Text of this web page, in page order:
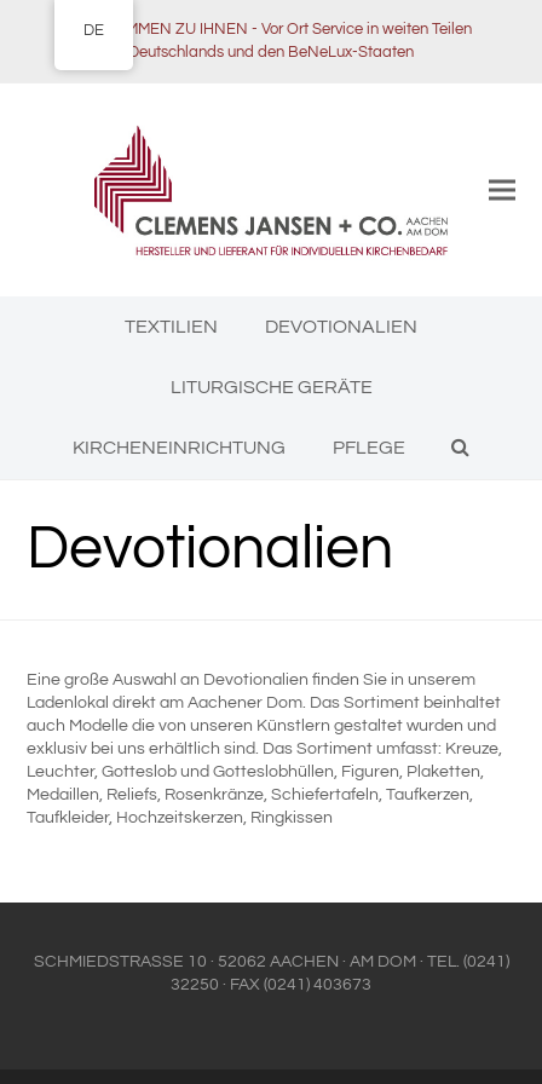
WIR KOMMEN ZU IHNEN - Vor Ort Service in weiten Teilen
Deutschlands und den BeNeLux-Staaten
TEXTILIEN DEVOTIONALIEN
LITURGISCHE GERÄTE
KIRCHENEINRICHTUNG PFLEGE
Devotionalien
Eine große Auswahl an Devotionalien finden Sie in unserem
Ladenlokal direkt am Aachener Dom. Das Sortiment beinhaltet
auch Modelle die von unseren Künstlern gestaltet wurden und
exklusiv bei uns erhältlich sind. Das Sortiment umfasst: Kreuze,
Leuchter, Gotteslob und Gotteslobhüllen, Figuren, Plaketten,
Medaillen, Reliefs, Rosenkränze, Schiefertafeln, Taufkerzen,
Taufkleider, Hochzeitskerzen, Ringkissen
SCHMIEDSTRASSE 10 · 52062 AACHEN · AM DOM · TEL. (0241)
32250 · FAX (0241) 403673
DE